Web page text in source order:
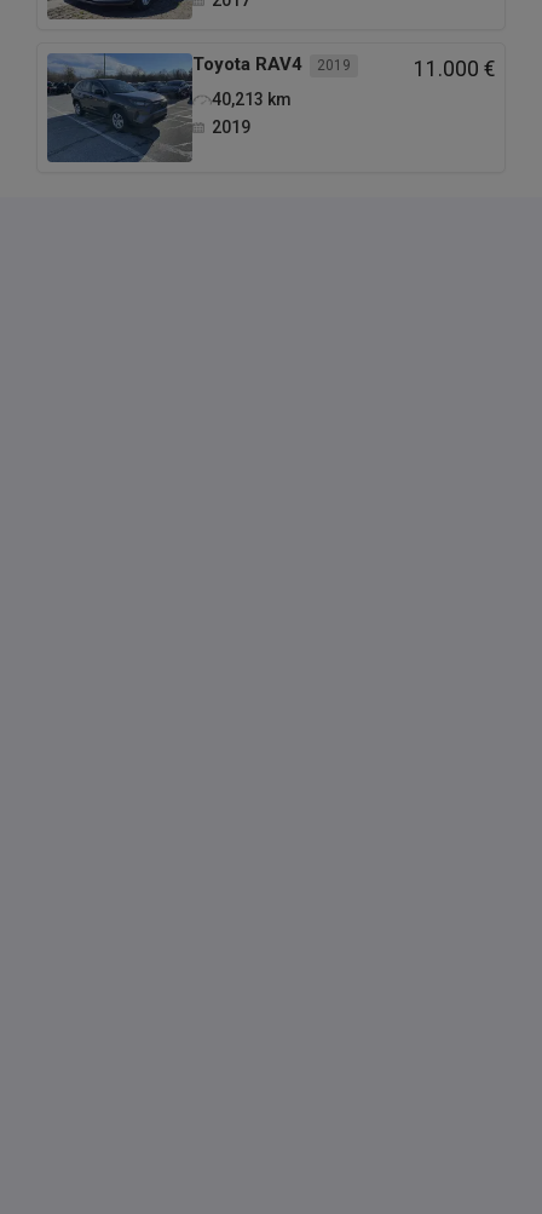
Toyota RAV4 2019 11.000 €
40,213 km
2019